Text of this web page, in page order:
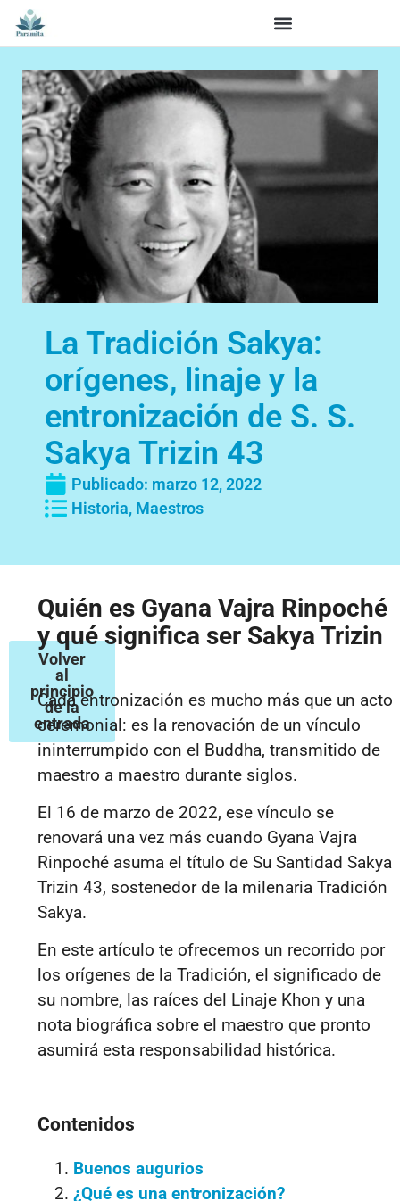
La Tradición Sakya:
orígenes, linaje y la
entronización de S. S.
Sakya Trizin 43
Publicado: marzo 12, 2022
Historia, Maestros
Volver
al
principio
de la
entrada
Quién es Gyana Vajra Rinpoché
y qué significa ser Sakya Trizin
Cada entronización es mucho más que un acto
ceremonial: es la renovación de un vínculo
ininterrumpido con el Buddha, transmitido de
maestro a maestro durante siglos.
El 16 de marzo de 2022, ese vínculo se
renovará una vez más cuando Gyana Vajra
Rinpoché asuma el título de Su Santidad Sakya
Trizin 43, sostenedor de la milenaria Tradición
Sakya.
En este artículo te ofrecemos un recorrido por
los orígenes de la Tradición, el significado de
su nombre, las raíces del Linaje Khon y una
nota biográfica sobre el maestro que pronto
asumirá esta responsabilidad histórica.
Contenidos
Buenos augurios
¿Qué es una entronización?